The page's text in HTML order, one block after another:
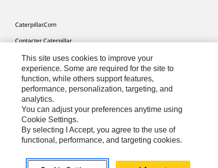
Caterpillar.com
Contacter Caterpillar
Mes Préférences Marketing
Plan Du Site
Cookie Settings
Légales
Confidentialité
Europe - Français© 2026 Caterpillar. Tous droits réservés.
This site uses cookies to improve your
experience. Some are required for the site to
function, while others support features,
performance, personalization, targeting, and
analytics.
You can adjust your preferences anytime using
Cookie Settings.
By selecting I Accept, you agree to the use of
functional, performance, and targeting cookies.